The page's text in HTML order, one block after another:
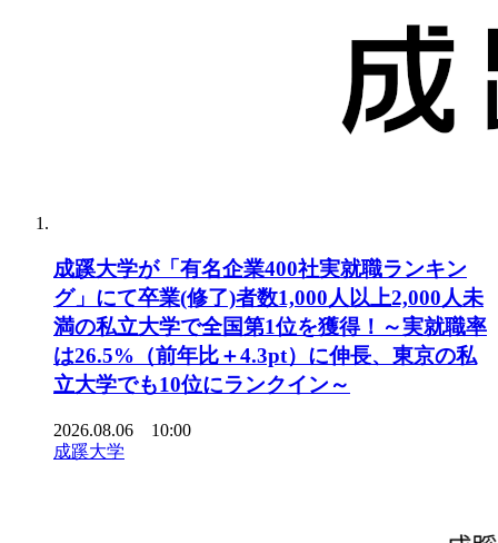
成蹊大学が「有名企業400社実就職ランキン
グ」にて卒業(修了)者数1,000人以上2,000人未
満の私立大学で全国第1位を獲得！～実就職率
は26.5%（前年比＋4.3pt）に伸長、東京の私
立大学でも10位にランクイン～
2026.08.06 10:00
成蹊大学